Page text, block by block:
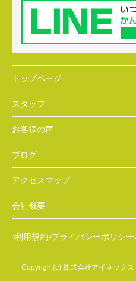
トップページ
スタッフ
お客様の声
ブログ
アクセスマップ
会社概要
利用規約 プライバシーポリシー
Copyright(c) 株式会社アイネック